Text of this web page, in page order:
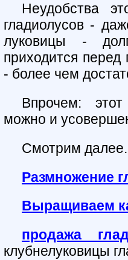
Неудобства
гладиолусов -
луковицы -
приходится перед
- более чем
Впрочем:
можно и
Смотрим
Размножение
Выращиваем
продажа
клубнелуковицы